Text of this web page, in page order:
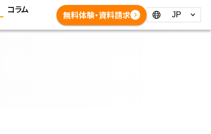
コラム
無料体験・資料請求 Language：